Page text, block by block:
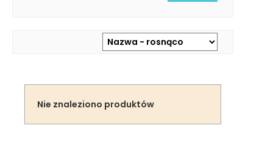
Nie znaleziono produktów